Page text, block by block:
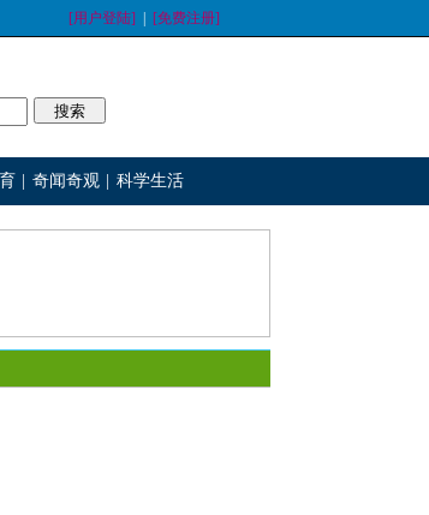
[用户登陆] [免费注册]
奇闻奇观 科学生活